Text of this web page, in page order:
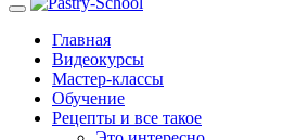
Главная
Видеокурсы
Мастер-классы
Обучение
Рецепты и все такое